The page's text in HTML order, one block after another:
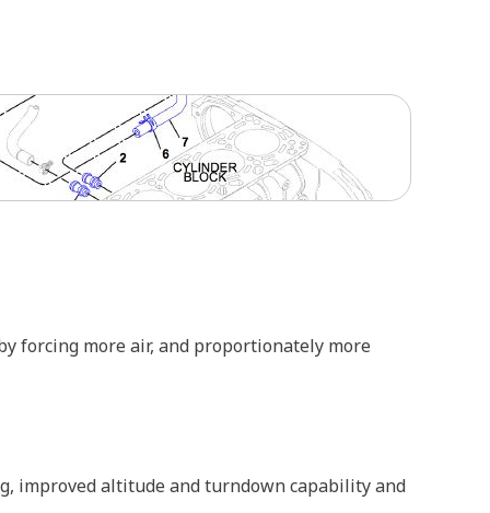
forcing more air, and proportionately more
improved altitude and turndown capability and